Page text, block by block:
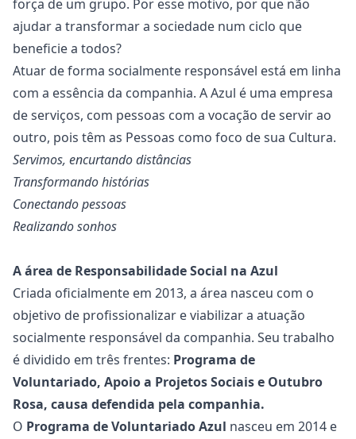
força de um grupo. Por esse motivo, por que não
ajudar a transformar a sociedade num ciclo que
beneficie a todos?
Atuar de forma socialmente responsável está em linha
com a essência da companhia. A Azul é uma empresa
de serviços, com pessoas com a vocação de servir ao
outro, pois têm as Pessoas como foco de sua Cultura.
Servimos, encurtando distâncias
Transformando histórias
Conectando pessoas
Realizando sonhos
A área de Responsabilidade Social na Azul
Criada oficialmente em 2013, a área nasceu com o
objetivo de profissionalizar e viabilizar a atuação
socialmente responsável da companhia. Seu trabalho
é dividido em três frentes: Programa de
Voluntariado, Apoio a Projetos Sociais e Outubro
Rosa, causa defendida pela companhia.
O Programa de Voluntariado Azul nasceu em 2014 e